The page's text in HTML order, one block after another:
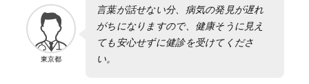
東京都
言葉が話せない分、病気の発見が遅れ
がちになりますので、健康そうに見え
ても安心せずに健診を受けてくださ
い。